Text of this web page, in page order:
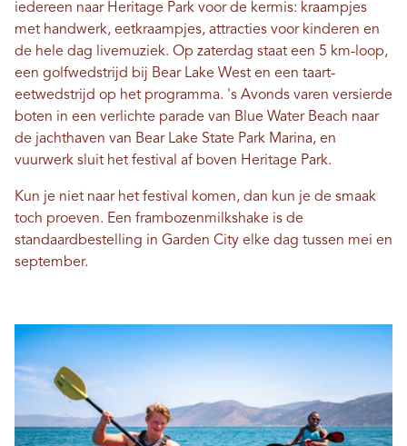
iedereen naar Heritage Park voor de kermis: kraampjes
met handwerk, eetkraampjes, attracties voor kinderen en
de hele dag livemuziek. Op zaterdag staat een 5 km-loop,
een golfwedstrijd bij Bear Lake West en een taart-
eetwedstrijd op het programma. 's Avonds varen versierde
boten in een verlichte parade van Blue Water Beach naar
de jachthaven van Bear Lake State Park Marina, en
vuurwerk sluit het festival af boven Heritage Park.
Kun je niet naar het festival komen, dan kun je de smaak
toch proeven. Een frambozenmilkshake is de
standaardbestelling in Garden City elke dag tussen mei en
september.